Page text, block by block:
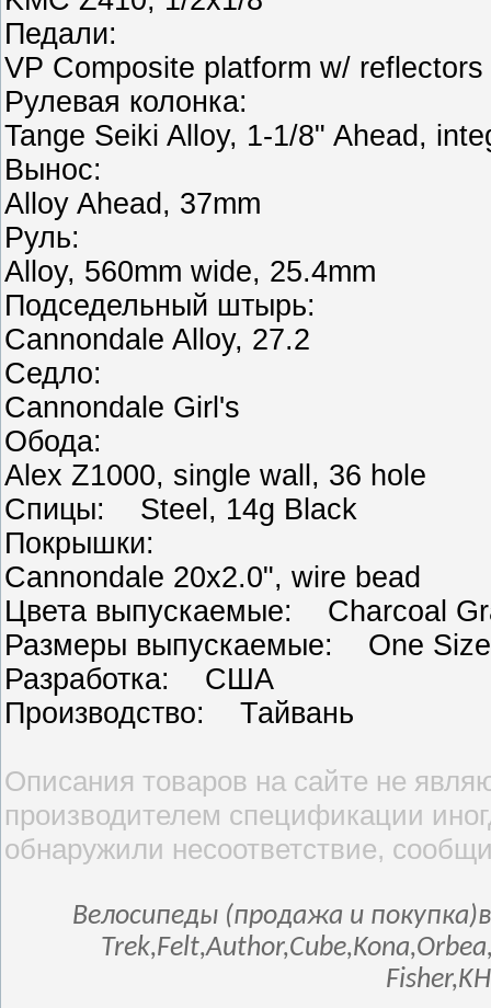
Педали:
VP Composite platform w/ reflectors
Рулевая колонка:
Tange Seiki Alloy, 1-1/8" Ahead,
Вынос:
Alloy Ahead, 37mm
Руль:
Alloy, 560mm wide, 25.4mm
Подседельный штырь:
Cannondale Alloy, 27.2
Седло:
Cannondale Girl's
Обода:
Alex Z1000, single wall, 36 hole
Спицы: Steel, 14g Black
Покрышки:
Cannondale 20x2.0", wire bead
Цвета выпускаемые: Charcoal
Размеры выпускаемые: One Size
Разработка: США
Производство: Тайвань
Описания товаров на сайте не
производителем спецификации
обнаружили несоответствие,
Велосипеды (продажа и